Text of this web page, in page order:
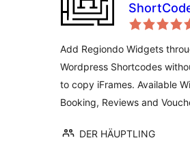
Add Regiondo Widgets
Wordpress Shortcodes
to copy iFrames. Available
Booking, Reviews and
DER HÄUPTLING